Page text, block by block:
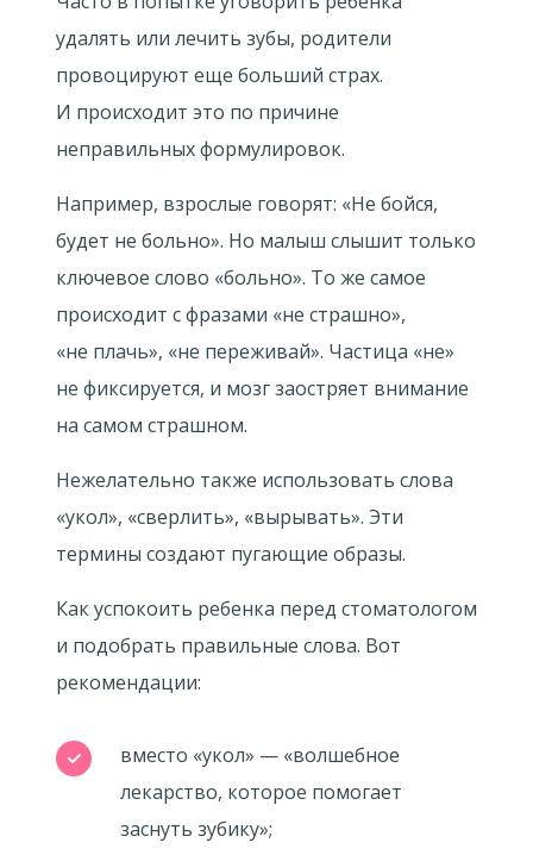
удалять или лечить зубы, родители
провоцируют еще больший страх.
И происходит это по причине
неправильных формулировок.
Например, взрослые говорят: «Не бойся,
будет не больно». Но малыш слышит только
ключевое слово «больно». То же самое
происходит с фразами «не страшно»,
«не плачь», «не переживай». Частица «не»
не фиксируется, и мозг заостряет внимание
на самом страшном.
Нежелательно также использовать слова
«укол», «сверлить», «вырывать». Эти
термины создают пугающие образы.
Как успокоить ребенка перед стоматологом
и подобрать правильные слова. Вот
рекомендации:
вместо «укол» — «волшебное
лекарство, которое помогает
заснуть зубику»;